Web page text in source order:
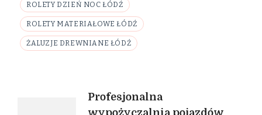
ROLETY DZIEŃ NOC ŁÓDŹ
ROLETY MATERIAŁOWE ŁÓDŹ
ŻALUZJE DREWNIANE ŁÓDŹ
NawigacjaProfesjonalna